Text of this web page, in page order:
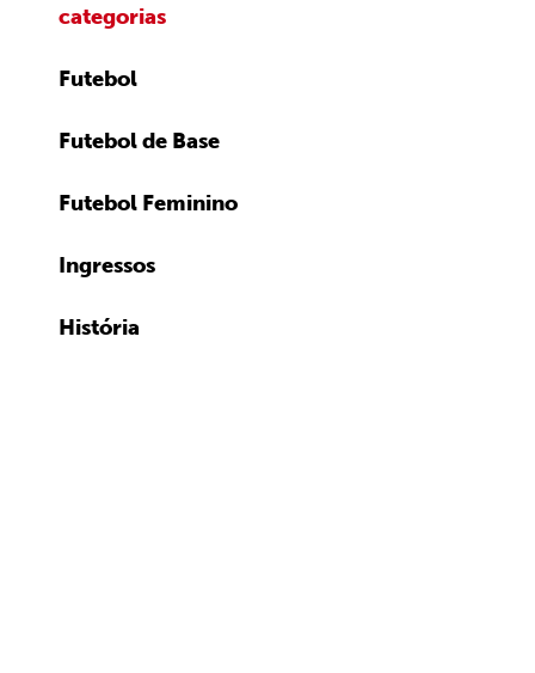
categorias
Futebol
Futebol de Base
Futebol Feminino
Ingressos
História